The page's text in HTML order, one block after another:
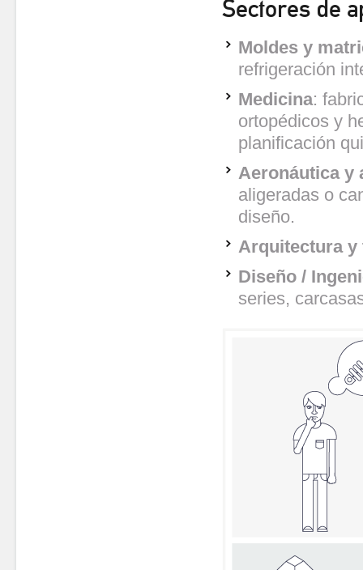
Sectores de
Moldes y
refrigeración
Medicina:
ortopédicos y
planificación
Aeronáutica y
aligeradas o
diseño.
Arquitectura y
Diseño /
series,